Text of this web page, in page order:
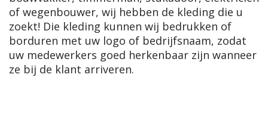
of wegenbouwer, wij hebben de kleding die u
zoekt! Die kleding kunnen wij bedrukken of
borduren met uw logo of bedrijfsnaam, zodat
uw medewerkers goed herkenbaar zijn wanneer
ze bij de klant arriveren.